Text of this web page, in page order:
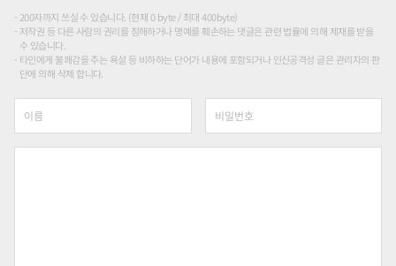
200자까지 쓰실 수 있습니다. (현재 0 byte / 최대 400byte)
저작권 등 다른 사람의 권리를 침해하거나 명예를 훼손하는 댓글은 관련 법률에 의해 제재를 받을
수 있습니다.
타인에게 불쾌감을 주는 욕설 등 비하하는 단어가 내용에 포함되거나 인신공격성 글은 관리자의 판
단에 의해 삭제 합니다.